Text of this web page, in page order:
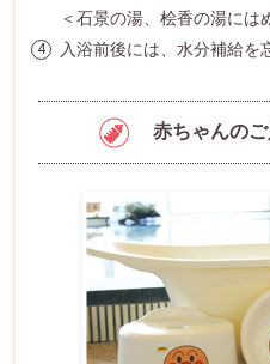
＜石景の湯、桧香の湯には
4 入浴前後には、水分補給を
赤ちゃんの